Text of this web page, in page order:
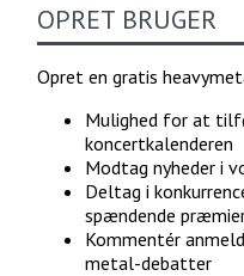
OPRET BRUGER
Opret en gratis
Mulighed for at
koncertkalenderen
Modtag nyheder i
Deltag i
spændende
Kommentér
metal-debatter